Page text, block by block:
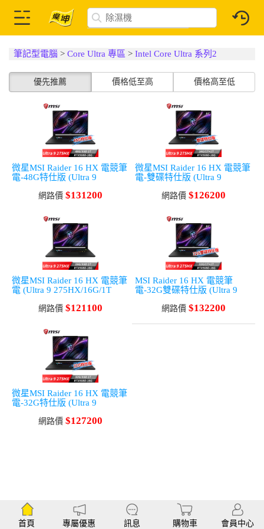
筆記型電腦 >Core Ultra 專區 >Intel Core Ultra 系列2
優先推薦 價格低至高 價格高至低
微星MSI Raider 16 HX 電競筆
電-48G特仕版 (Ultra 9
SSD/RTX5080/Win11)
網路價 $131200
微星MSI Raider 16 HX 電競筆
電-雙碟特仕版 (Ultra 9
網路價 $126200
微星MSI Raider 16 HX 電競筆
電 (Ultra 9 275HX/16G/1T
網路價 $121100
MSI Raider 16 HX 電競筆
電-32G雙碟特仕版 (Ultra 9
網路價 $132200
微星MSI Raider 16 HX 電競筆
電-32G特仕版 (Ultra 9
SSD/RTX5080/Win11)
網路價 $127200
首頁 專屬優惠 訊息 購物車 會員中心